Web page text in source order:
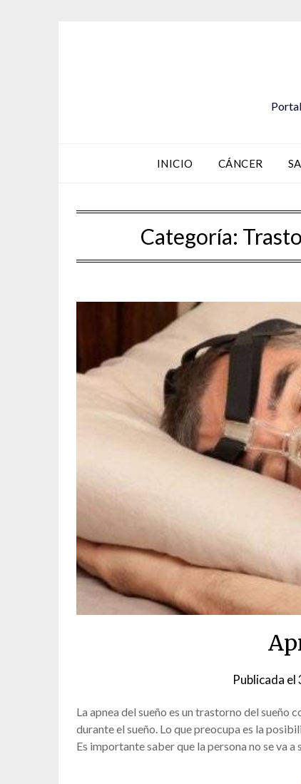
INICIO CÁNCER
Categoría:
Publicada el
La apnea del sueño es un trastorno del
durante el sueño. Lo que preocupa es la
Es importante saber que la persona no se va